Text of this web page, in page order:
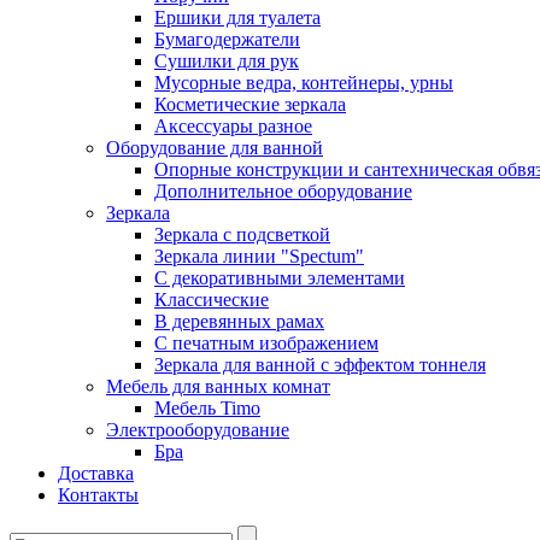
Ершики для туалета
Бумагодержатели
Сушилки для рук
Мусорные ведра, контейнеры, урны
Косметические зеркала
Аксессуары разное
Оборудование для ванной
Опорные конструкции и сантехническая
Дополнительное оборудование
Зеркала
Зеркала с подсветкой
Зеркала линии "Spectum"
С декоративными элементами
Классические
В деревянных рамах
С печатным изображением
Зеркала для ванной с эффектом тоннеля
Мебель для ванных комнат
Мебель Timo
Электрооборудование
Бра
Доставка
Контакты